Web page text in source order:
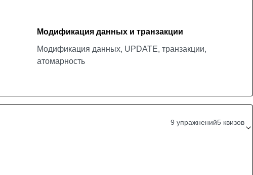
Модификация данных и транзакции
Модификация данных, UPDATE, транзакции,
атомарность
9 упражнений5 квизов